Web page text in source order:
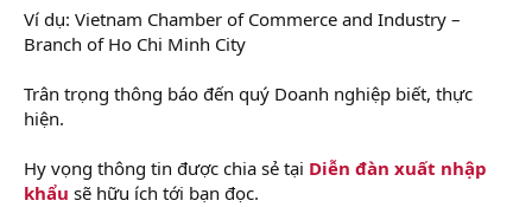
Ví dụ: Vietnam Chamber of Commerce and Industry –
Branch of Ho Chi Minh City
Trân trọng thông báo đến quý Doanh nghiệp biết, thực
hiện.
Hy vọng thông tin được chia sẻ tại Diễn đàn xuất nhập
khẩu sẽ hữu ích tới bạn đọc.